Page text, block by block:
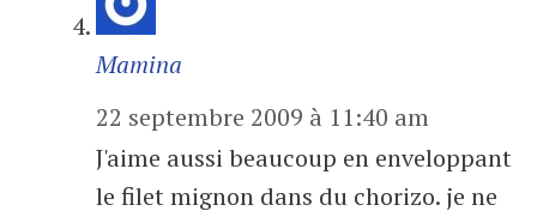
Mamina
22 septembre 2009 à 11:40 am
J'aime aussi beaucoup en enveloppant
le filet mignon dans du chorizo. je ne